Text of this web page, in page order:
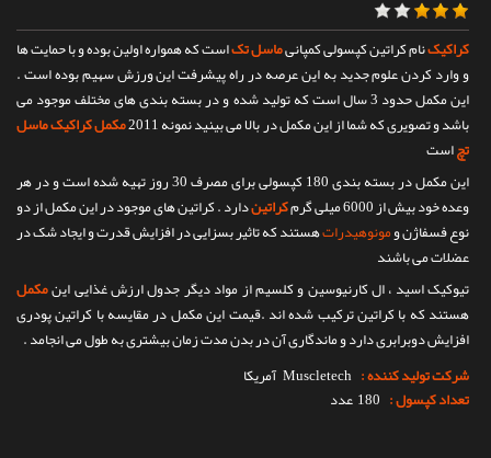
کراکیکنام کراتین کپسولی کمپانیماسل تکاست که همواره اولین بوده و با حمایت ها
و وارد کردن علوم جدید به این عرصه در راه پیشرفت این ورزش سهیم بوده است .
این مکمل حدود 3 سال است که تولید شده و در بسته بندی های مختلف موجود می
باشد و تصویری که شما از این مکمل در بالا می بینید نمونه 2011
مکمل کراکیک ماسل
تچاست
این مکمل در بسته بندی 180 کپسولی برای مصرف 30 روز تهیه شده است و در هر
وعده خود بیش از 6000 میلی گرم
کراتیندارد . کراتین های موجود در این مکمل از دو
نوع فسفاژن ومونوهیدراتهستند که تاثیر بسزایی در افزایش قدرت و ایجاد شک در
عضلات می باشند
تیوکیک اسید ، ال کارنیوسین و کلسیم از مواد دیگر جدول ارزش غذایی اینمکمل
هستند که با کراتین ترکیب شده اند .قیمت این مکمل در مقایسه با کراتین پودری
افزایش دوبرابری دارد و ماندگاری آن در بدن مدت زمان بیشتری به طول می انجامد .
شرکت تولید کننده : Muscletech آمریکا
تعداد کپسول : 180 عدد